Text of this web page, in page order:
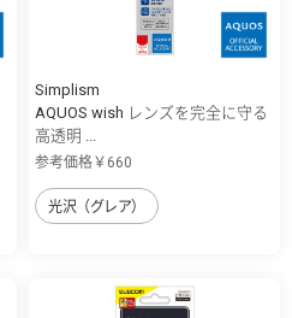
Simplism
AQUOS wish レンズを完全に守る
高透明 ...
参考価格￥660
光沢（グレア）